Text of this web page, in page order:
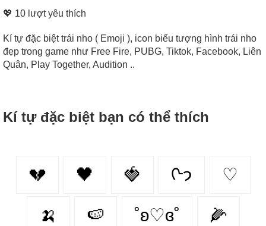
💖 10 lượt yêu thích
Kí tự đặc biệt trái nho ( Emoji ), icon biểu tượng hình trái nho
đẹp trong game như Free Fire, PUBG, Tiktok, Facebook, Liên
Quân, Play Together, Audition ..
Kí tự đặc biệt bạn có thể thích
💔 🖤 🍓 ᢉ𐭩 ♡
🍌 🍉 ˚ʚ♡ɞ˚ 🌽